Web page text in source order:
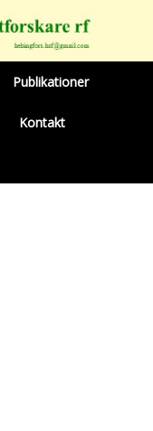
Publikationer
Kontakt